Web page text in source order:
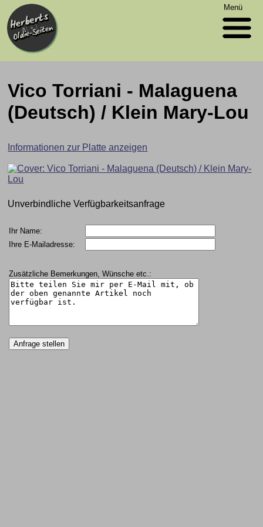
Menü
Vico Torriani - Malaguena
(Deutsch) / Klein Mary-Lou
Informationen zur Platte anzeigen
Unverbindliche Verfügbarkeitsanfrage
Ihr Name:
Ihre E-Mailadresse:
Zusätzliche Bemerkungen, Wünsche etc.: